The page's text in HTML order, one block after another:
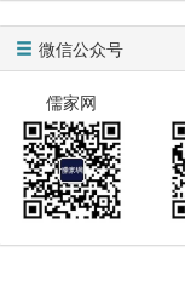
微信公众号
儒家网